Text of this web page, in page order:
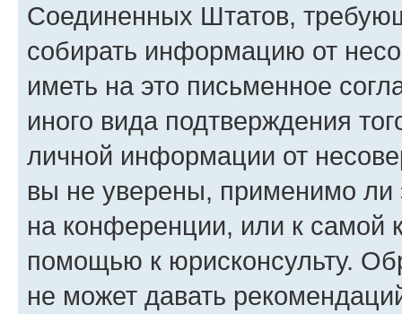
Соединенных Штатов,
собирать информацию от
иметь на это письменное
иного вида подтверждения
личной информации от
вы не уверены, применимо ли
на конференции, или к самой
помощью к юрисконсульту.
не может давать